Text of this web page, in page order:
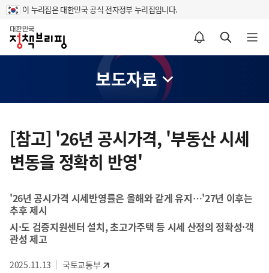
이 누리집은 대한민국 공식 전자정부 누리집입니다.
홈
알림설정 바로가기 검색 바로가기 메뉴 열기
보도자료
텐
츠
영
[참고] '26년 공시가격, '부동산 시세
변동을 정확히 반영'
'26년 공시가격 시세반영률은 올해와 같게 유지…'27년 이후는
추후 제시
시·도 검증지원센터 설치, 초고가주택 등 시세 산정의 정확성·객
관성 제고
2025.11.13 국토교통부